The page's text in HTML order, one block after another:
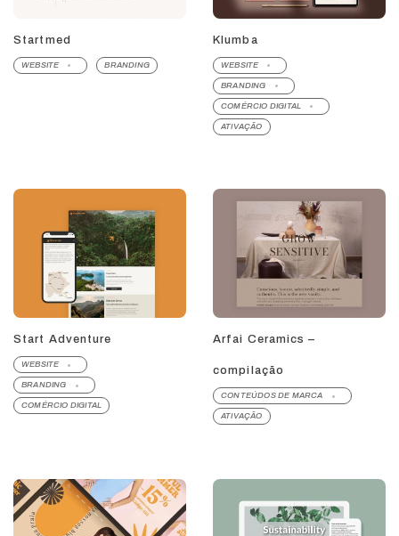
Startmed
WEBSITE BRANDING
Klumba
WEBSITE
BRANDING
COMÉRCIO DIGITAL
ATIVAÇÃO
Start Adventure
WEBSITE
BRANDING
COMÉRCIO DIGITAL
Arfai Ceramics –
compilação
CONTEÚDOS DE MARCA
ATIVAÇÃO